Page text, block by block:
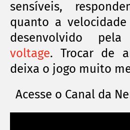
sensíveis,
quanto a
desenvolvido
voltage. Trocar de
deixa o jogo muito
Acesse o Canal da